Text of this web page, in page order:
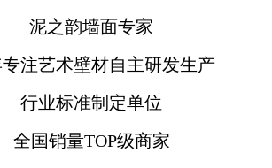
泥之韵墙面专家
艺术壁材自主研发生产
业标准制定单位
国销量TOP级商家